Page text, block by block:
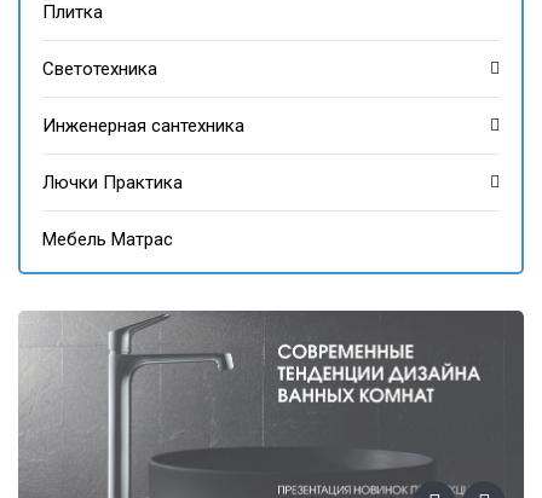
Плитка
Светотехника
Инженерная сантехника
Лючки Практика
Мебель Матрас